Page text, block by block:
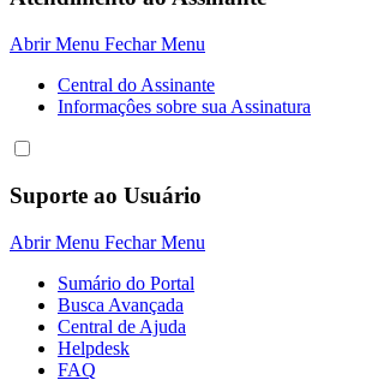
Abrir Menu Fechar Menu
Central do Assinante
Informaçôes sobre sua Assinatura
Suporte ao Usuário
Abrir Menu Fechar Menu
Sumário do Portal
Busca Avançada
Central de Ajuda
Helpdesk
FAQ